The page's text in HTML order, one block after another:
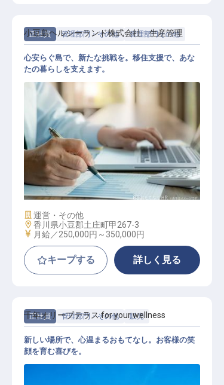
正社員 管理部門・その他 管理部門その他
化粧品製造業責任技術者
小豆島ヘルシーランド株式会社 生産管理
心安らぐ島で、新たな挑戦を。移住支援で、あな
たの暮らしを支えます。
施設業態
運営・その他
勤務地
香川県小豆郡土庄町甲267-3
給与
月給／250,000円～ 350,000円
キープする 詳しく見る
正社員 管理部門・その他 販売
千年オリーブテラス for your wellness
新しい場所で、心温まるおもてなし。お客様の笑
顔を育む喜びを。